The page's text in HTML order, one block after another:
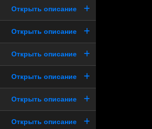
Открыть описание
Открыть описание
Открыть описание
Открыть описание
Открыть описание
Открыть описание